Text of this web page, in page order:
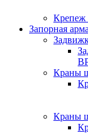
Крепеж
Запорная
Краны
Краны